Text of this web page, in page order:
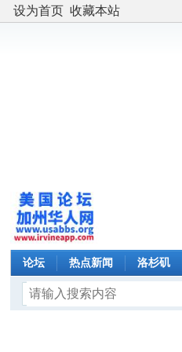
设为首页 收藏本站
论坛 热点新闻 洛杉矶